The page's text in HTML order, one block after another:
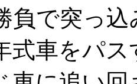
負で突っ
式車をパ